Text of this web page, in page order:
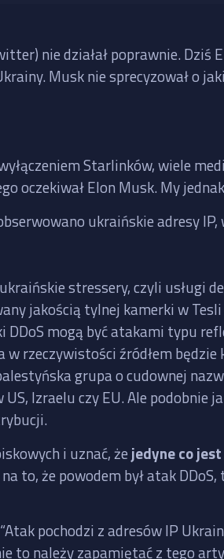
nie działał poprawnie.
Musk nie sprecyzował o
Starlinków, wiele
oczekiwał Elon Musk. My
ukraińskie adresy
stressery, czyli usługi
jakością tylnej kamerki w
mogą być atakami typu
rzeczywistości źródłem będzie
grupa o cudownej
Izraelu czy EU. Ale
i uznać, że jedyne co
to, że powodem był atak
pochodzi z adresów IP
to należy zapamiętać z tego